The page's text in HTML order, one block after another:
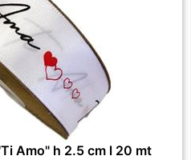
Amo" h 2.5 cm l 20 mt